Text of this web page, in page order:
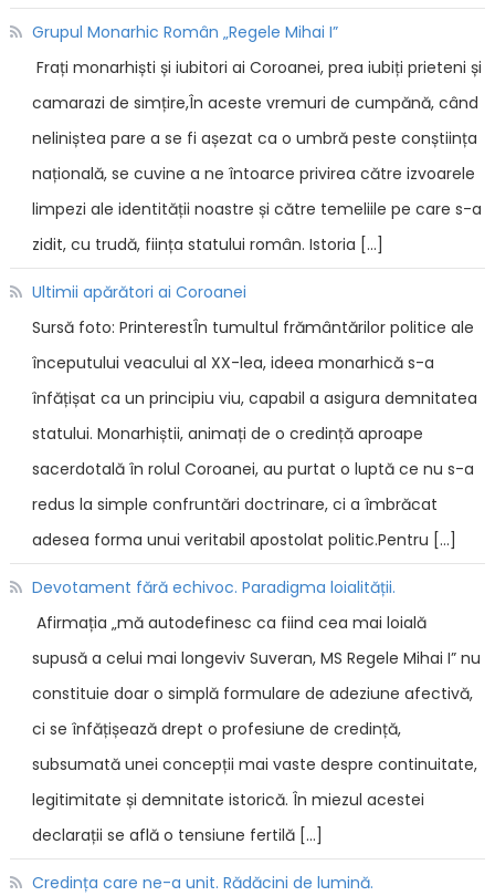
Grupul Monarhic Român „Regele Mihai I”
Frați monarhiști și iubitori ai Coroanei, prea iubiți prieteni și
camarazi de simțire,În aceste vremuri de cumpănă, când
neliniștea pare a se fi așezat ca o umbră peste conștiința
națională, se cuvine a ne întoarce privirea către izvoarele
limpezi ale identității noastre și către temeliile pe care s-a
zidit, cu trudă, ființa statului român. Istoria […]
Ultimii apărători ai Coroanei
Sursă foto: PrinterestÎn tumultul frământărilor politice ale
începutului veacului al XX-lea, ideea monarhică s-a
înfățișat ca un principiu viu, capabil a asigura demnitatea
statului. Monarhiștii, animați de o credință aproape
sacerdotală în rolul Coroanei, au purtat o luptă ce nu s-a
redus la simple confruntări doctrinare, ci a îmbrăcat
adesea forma unui veritabil apostolat politic.Pentru […]
Devotament fără echivoc. Paradigma loialității.
Afirmația „mă autodefinesc ca fiind cea mai loială
supusă a celui mai longeviv Suveran, MS Regele Mihai I” nu
constituie doar o simplă formulare de adeziune afectivă,
ci se înfățișează drept o profesiune de credință,
subsumată unei concepții mai vaste despre continuitate,
legitimitate și demnitate istorică. În miezul acestei
declarații se află o tensiune fertilă […]
Credința care ne-a unit. Rădăcini de lumină.